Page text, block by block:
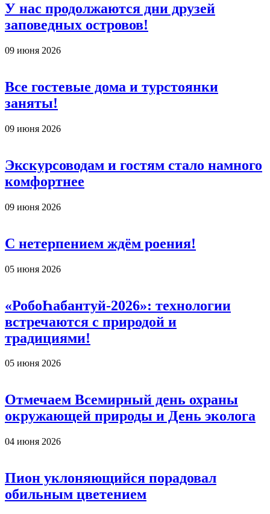
У нас продолжаются дни друзей
заповедных островов!
09 июня 2026
Все гостевые дома и турстоянки
заняты!
09 июня 2026
Экскурсоводам и гостям стало намного
комфортнее
09 июня 2026
С нетерпением ждём роения!
05 июня 2026
«РобоҺабантуй-2026»: технологии
встречаются с природой и
традициями!
05 июня 2026
Отмечаем Всемирный день охраны
окружающей природы и День эколога
04 июня 2026
Пион уклоняющийся порадовал
обильным цветением